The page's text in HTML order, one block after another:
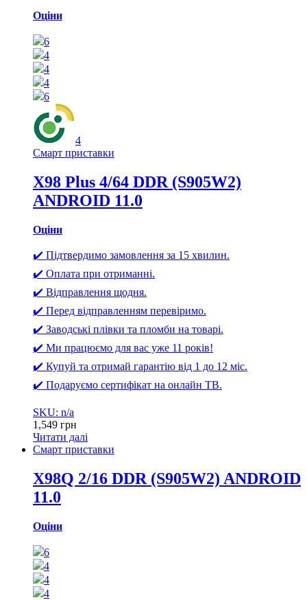
Оціни
6
4
4
4
6
4
Смарт приставки
X98 Plus 4/64 DDR (S905W2)
ANDROID 11.0
Оціни
✔️ Підтвердимо замовлення за 15 хвилин.
✔️ Оплата при отриманні.
✔️ Відправлення щодня.
✔️ Перед відправленням перевіримо.
✔️ Заводські плівки та пломби на товарі.
✔️ Ми працюємо для вас уже 11 років!
✔️ Купуй та отримай гарантію від 1 до 12 міс.
✔️ Подаруємо сертифікат на онлайн ТВ.
SKU: n/a
1,549 грн
Читати далі
Смарт приставки
X98Q 2/16 DDR (S905W2) ANDROID
11.0
Оціни
6
4
4
4